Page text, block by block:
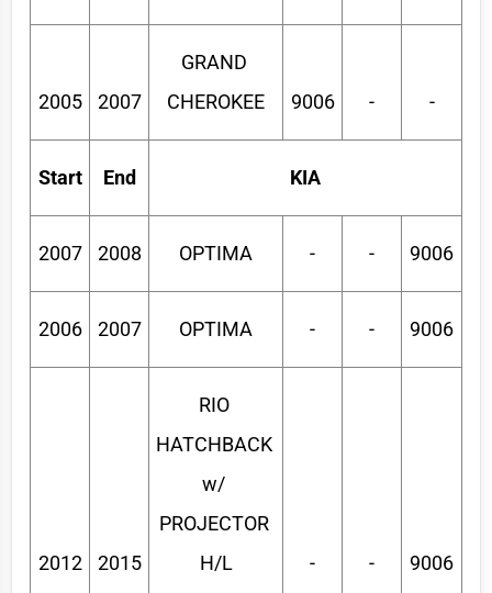
2005 2007
GRAND
CHEROKEE
9006 - -
Start End KIA
2007 2008 OPTIMA - - 9006
2006 2007 OPTIMA - - 9006
2012 2015
RIO
HATCHBACK
w/
PROJECTOR
H/L
- - 9006